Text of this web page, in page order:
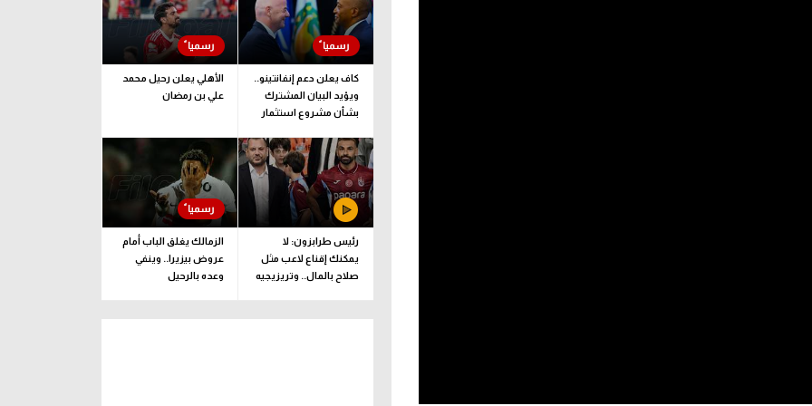
كاف يعلن دعم إنفانتينو..
ويؤيد البيان المشترك
بشأن مشروع استثمار
الأهلي يعلن رحيل محمد
علي بن رمضان
رئيس طرابزون: لا
يمكنك إقناع لاعب مثل
صلاح بالمال.. وتريزيجيه
الزمالك يغلق الباب أمام
عروض بيزيرا.. وينفي
وعده بالرحيل